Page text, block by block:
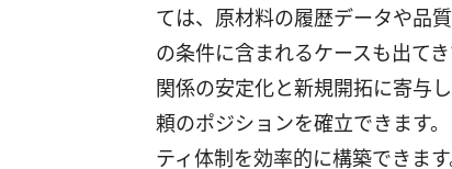
ては、原材料の履歴データや品
の条件に含まれるケースも出て
関係の安定化と新規開拓に寄与
頼のポジションを確立できます
ティ体制を効率的に構築できま